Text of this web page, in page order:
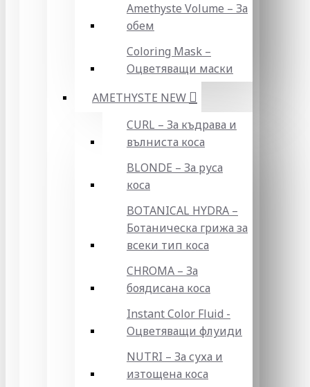
Amethyste Volume – За
обем
Coloring Mask –
Оцветяващи маски
AMETHYSTE NEW
CURL – За къдрава и
вълниста коса
BLONDE – За руса
коса
BOTANICAL HYDRA –
Ботаническа грижа за
всеки тип коса
CHROMA – За
боядисана коса
Instant Color Fluid -
Оцветяващи флуиди
NUTRI – За суха и
изтощена коса